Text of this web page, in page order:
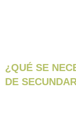
¿QUÉ SE
DE